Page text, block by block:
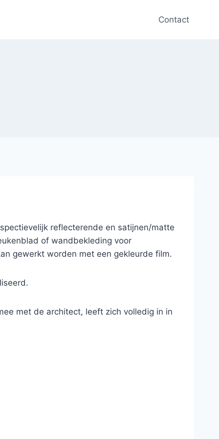
Contact
reflecterende en satijnen/matte
of wandbekleding voor
gewerkt worden met een gekleurde film.
met de architect, leeft zich volledig in in